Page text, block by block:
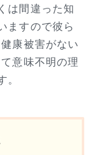
は間違った知
ますので彼ら
康被害がない
意味不明の理
。